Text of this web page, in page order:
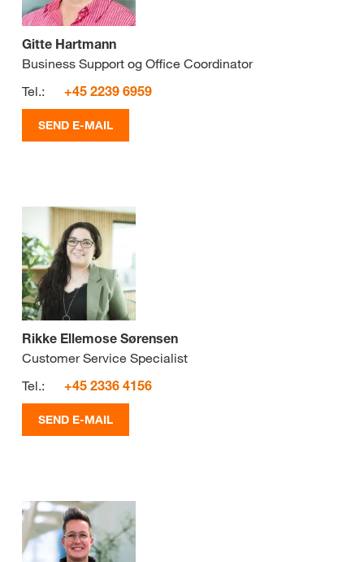
Gitte Hartmann
Business Support og Office Coordinator
Tel.:
+45 2239 6959
SEND E-MAIL
Rikke Ellemose Sørensen
Customer Service Specialist
Tel.:
+45 2336 4156
SEND E-MAIL